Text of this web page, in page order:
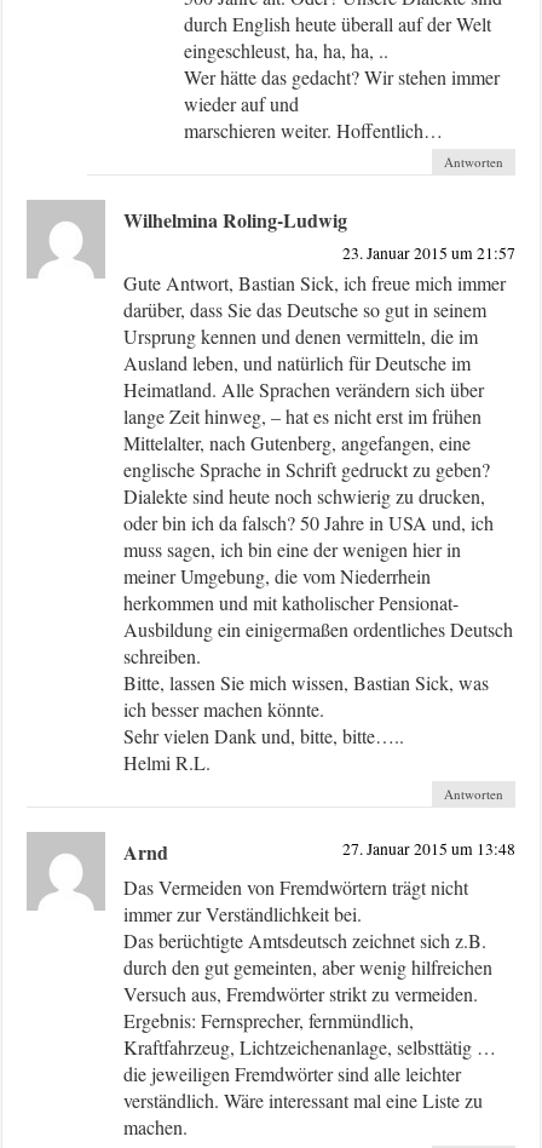
durch English heute überall auf der Welt
eingeschleust, ha, ha, ha, ..
Wer hätte das gedacht? Wir stehen immer
wieder auf und
marschieren weiter. Hoffentlich…
Antworten
Wilhelmina Roling-Ludwig
23. Januar 2015 um 21:57
Gute Antwort, Bastian Sick, ich freue mich immer
darüber, dass Sie das Deutsche so gut in seinem
Ursprung kennen und denen vermitteln, die im
Ausland leben, und natürlich für Deutsche im
Heimatland. Alle Sprachen verändern sich über
lange Zeit hinweg, – hat es nicht erst im frühen
Mittelalter, nach Gutenberg, angefangen, eine
englische Sprache in Schrift gedruckt zu geben?
Dialekte sind heute noch schwierig zu drucken,
oder bin ich da falsch? 50 Jahre in USA und, ich
muss sagen, ich bin eine der wenigen hier in
meiner Umgebung, die vom Niederrhein
herkommen und mit katholischer Pensionat-
Ausbildung ein einigermaßen ordentliches Deutsch
schreiben.
Bitte, lassen Sie mich wissen, Bastian Sick, was
ich besser machen könnte.
Sehr vielen Dank und, bitte, bitte…..
Helmi R.L.
Antworten
Arnd 27. Januar 2015 um 13:48
Das Vermeiden von Fremdwörtern trägt nicht
immer zur Verständlichkeit bei.
Das berüchtigte Amtsdeutsch zeichnet sich z.B.
durch den gut gemeinten, aber wenig hilfreichen
Versuch aus, Fremdwörter strikt zu vermeiden.
Ergebnis: Fernsprecher, fernmündlich,
Kraftfahrzeug, Lichtzeichenanlage, selbsttätig …
die jeweiligen Fremdwörter sind alle leichter
verständlich. Wäre interessant mal eine Liste zu
machen.